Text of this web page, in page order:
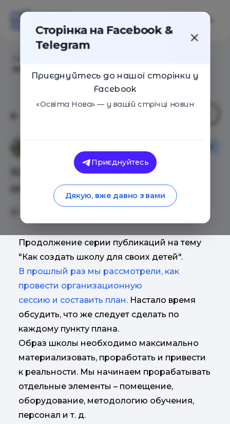
Как создать школу. Шаг 2 –
от Замысла к Действиям
Продолжение серии публикаций на тему
"Как создать школу для своих детей".
В прошлый раз мы рассмотрели, как
провести организационную
сессию и составить план. Настало время
обсудить, что же следует сделать по
каждому пункту плана.
Образ школы необходимо максимально
материализовать, проработать и привести
к реальности. Мы начинаем прорабатывать
отдельные элементы – помещение,
оборудование, методологию обучения,
персонал и т. д.
Сторінка на Facebook &
Telegram
Приєднуйтесь до нашої сторінки у
Facebook
«Освіта Нова» — у вашій стрічці новин
Приєднуйтесь
Дякую, вже давно з вами